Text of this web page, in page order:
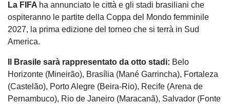
La FIFA ha annunciato le città e gli stadi brasiliani che
ospiteranno le partite della Coppa del Mondo femminile
2027, la prima edizione del torneo che si terrà in Sud
America.
Il Brasile sarà rappresentato da otto stadi: Belo
Horizonte (Mineirão), Brasília (Mané Garrincha), Fortaleza
(Castelão), Porto Alegre (Beira-Rio), Recife (Arena de
Pernambuco), Rio de Janeiro (Maracanã), Salvador (Fonte